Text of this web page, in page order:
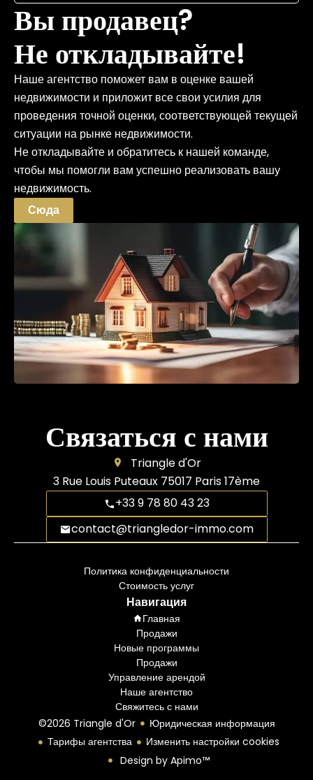
Вы продавец?
Не откладывайте!
Наше агентство поможет вам в оценке вашей
недвижимости и приложит все свои усилия для
проведения точной оценки, соответствующей текущей
ситуации на рынке недвижимости.
Не откладывайте и обратитесь к нашей команде,
чтобы мы помогли вам успешно реализовать вашу
недвижимость.
Сюда
Связаться с нами
Triangle d'Or
3 Rue Louis Puteaux 75017 Paris 17ème
+33 9 78 80 43 23
contact@triangledor-immo.com
Политика конфиденциальности
Стоимость услуг
Навигация
Главная
Продажи
Новые программы
Продажи
Управление арендой
Наше агентство
Свяжитесь с нами
©2026 Triangle d'Or
Юридическая информация
Тарифы агентства
Изменить настройки cookies
Design by Apimo™